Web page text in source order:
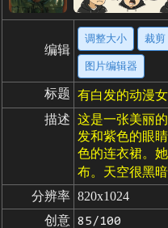
编辑
调整大小 裁剪
图片编辑器
标题 有白发的动漫
描述 这是一张美丽
发和紫色的眼
色的连衣裙。
布。天空很黑
分辨率 820x1024
创意 85/100